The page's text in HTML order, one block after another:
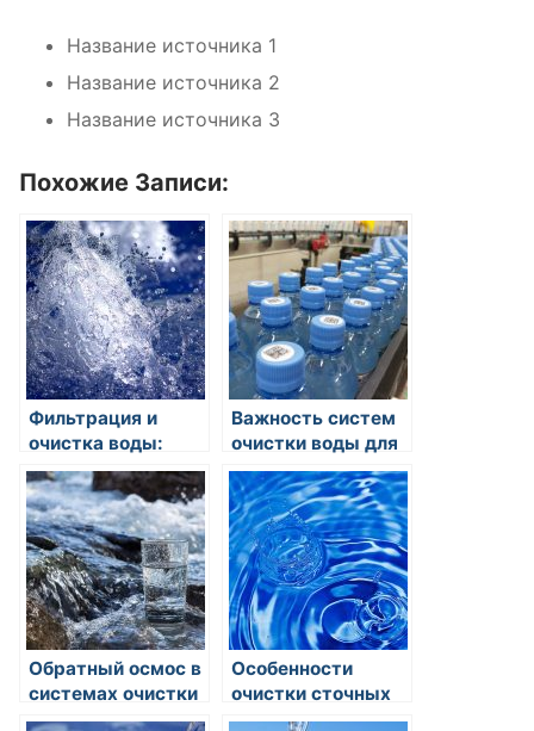
Название источника 1
Название источника 2
Название источника 3
Похожие Записи:
Фильтрация и
очистка воды:
основные
принципы и
методы
Важность систем
очистки воды для
обеспечения
безопасности
питьевой воды
Обратный осмос в
системах очистки
воды: принципы
Особенности
очистки сточных
вод от